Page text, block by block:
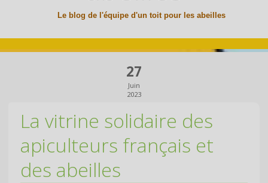
Le blog de l'équipe d'un toit pour les abeilles
27
Juin
2023
La vitrine solidaire des
apiculteurs français et
des abeilles